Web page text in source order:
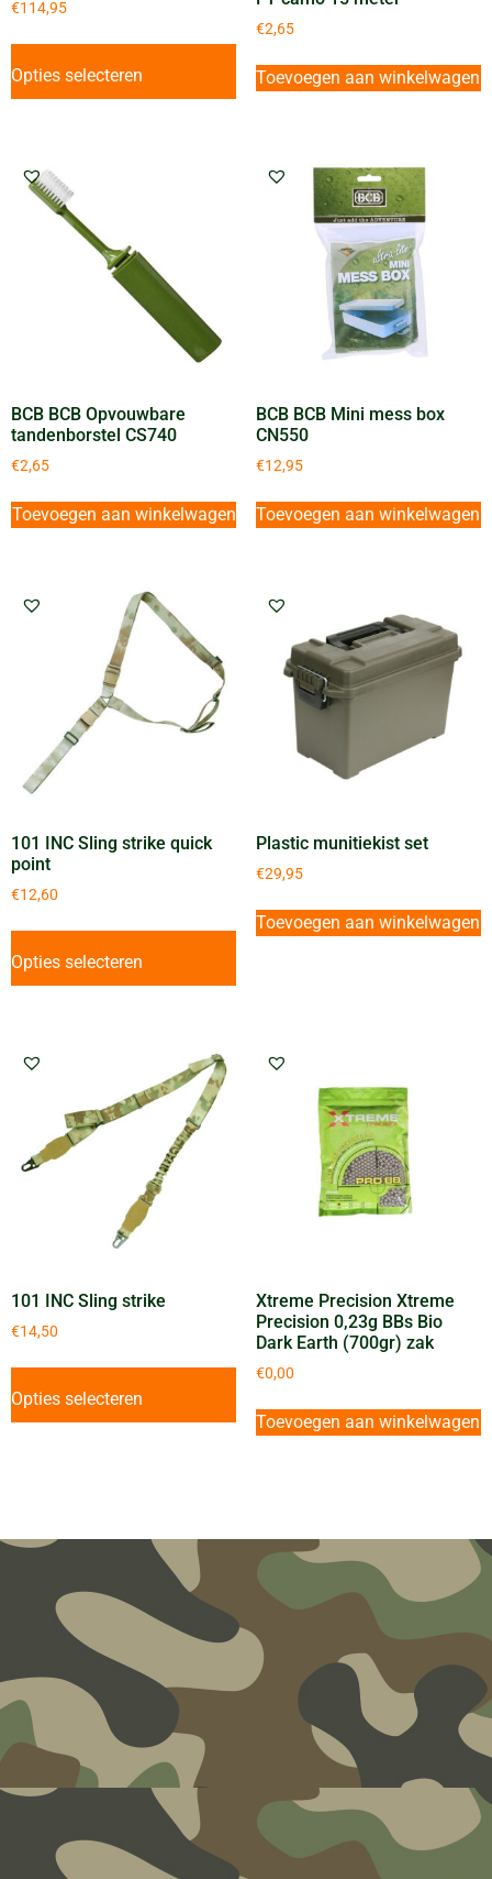
€114,95
Opties selecteren
€2,65
Toevoegen aan winkelwagen
BCB BCB Opvouwbare
tandenborstel CS740
€2,65
Toevoegen aan winkelwagen
BCB BCB Mini mess box
CN550
€12,95
Toevoegen aan winkelwagen
101 INC Sling strike quick
point
€12,60
Opties selecteren
Plastic munitiekist set
€29,95
Toevoegen aan winkelwagen
101 INC Sling strike
€14,50
Opties selecteren
Xtreme Precision Xtreme
Precision 0,23g BBs Bio
Dark Earth (700gr) zak
€0,00
Toevoegen aan winkelwagen